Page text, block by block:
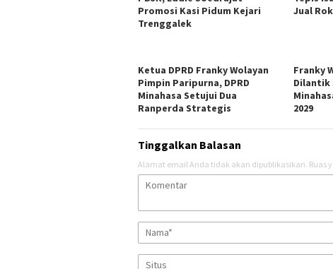
Promosi Kasi Pidum Kejari
Trenggalek
Jual
Ketua DPRD Franky Wolayan
Pimpin Paripurna, DPRD
Minahasa Setujui Dua
Ranperda Strategis
Franky
Dilantik
2029
Tinggalkan Balasan
Alamat email Anda tidak akan dipublikasikan. Ruas